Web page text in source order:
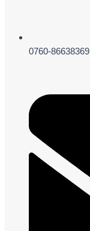
0760-86638369